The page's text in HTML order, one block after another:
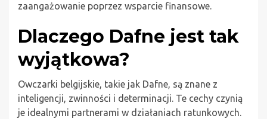
zaangażowanie poprzez wsparcie finansowe.
Dlaczego Dafne jest tak
wyjątkowa?
Owczarki belgijskie, takie jak Dafne, są znane z
inteligencji, zwinności i determinacji. Te cechy czynią
je idealnymi partnerami w działaniach ratunkowych.